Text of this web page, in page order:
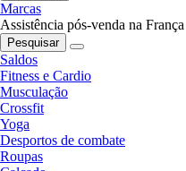
Marcas
Assistência pós-venda na França
Pesquisar
Saldos
Fitness e Cardio
Musculação
Crossfit
Yoga
Desportos de combate
Roupas